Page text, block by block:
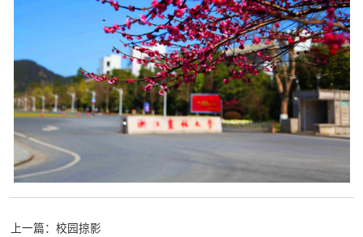
上一篇：校园掠影